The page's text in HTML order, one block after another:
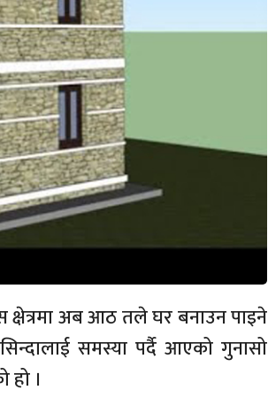
क्षेत्रमा अब आठ तले घर बनाउन पाइने
समस्या पर्दै आएको गुनासो
।